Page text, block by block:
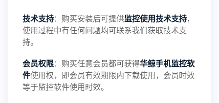
4：优化离线云储存服务器相册照片文件夹路径问题
5：优化关闭监控后离线设置云储存对方微信聊天记
录文件改为自定义文件名称
提示：
技术支持：购买安装后可提供监控使用技术支持，
使用过程中有任何问题均可联系我们获取技术支
持。
会员权限：购买任意会员都可获得华鲸手机监控软
件使用权，即会员有效期限内下载使用，会员时效
等于监控软件使用时效。